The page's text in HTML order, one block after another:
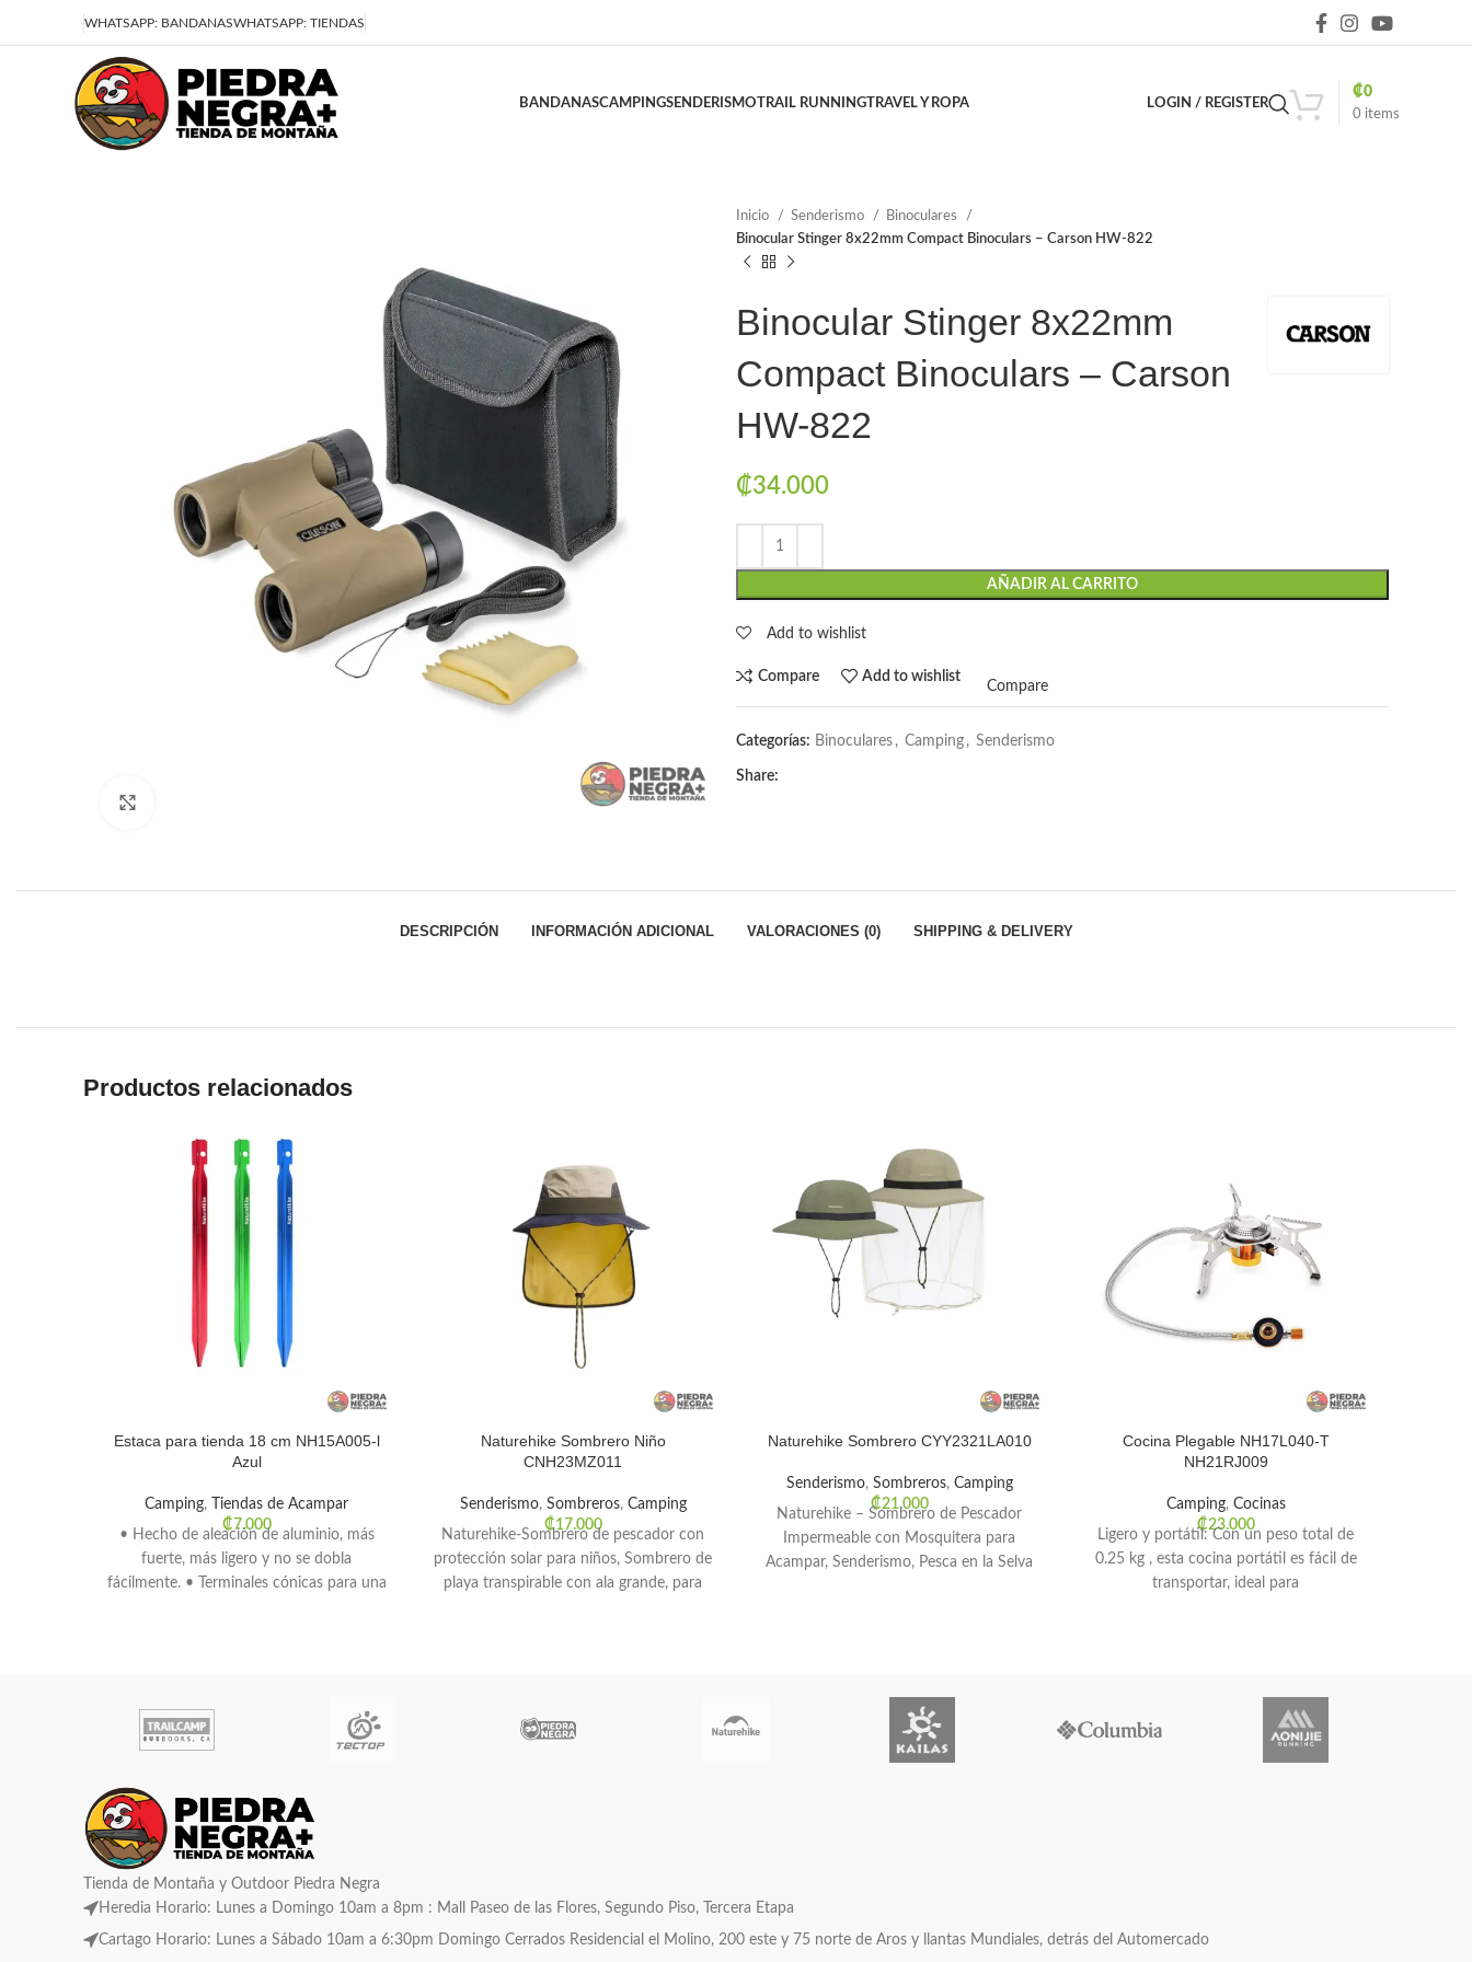
WHATSAPP: BANDANASWHATSAPP: TIENDAS
BANDANASCAMPINGSENDERISMOTRAIL RUNNINGTRAVEL Y ROPA LOGIN / REGISTER
0 items
₡0
Inicio Senderismo
Binoculares
Binocular Stinger 8x22mm Compact Binoculars – Carson HW-822
Binocular Stinger 8x22mm
Compact Binoculars – Carson
HW-822
₡34.000
AÑADIR AL CARRITO
Add to wishlist
Compare Add to wishlist
Compare
Categorías: Binoculares , Camping , Senderismo
Share:
DESCRIPCIÓN INFORMACIÓN ADICIONAL VALORACIONES (0) SHIPPING & DELIVERY
Productos relacionados
Estaca para tienda 18 cm NH15A005-l
Azul
Camping,
Tiendas de Acampar
₡7.000
• Hecho de aleación de aluminio, más
fuerte, más ligero y no se dobla
fácilmente. • Terminales cónicas para una
Naturehike Sombrero Niño
CNH23MZ011
Senderismo, Sombreros, Camping
₡17.000
Naturehike-Sombrero de pescador con
protección solar para niños, Sombrero de
playa transpirable con ala grande, para
Naturehike Sombrero CYY2321LA010
Senderismo, Sombreros, Camping
₡21.000
Naturehike – Sombrero de Pescador
Impermeable con Mosquitera para
Acampar, Senderismo, Pesca en la Selva
Cocina Plegable NH17L040-T
NH21RJ009
Camping, Cocinas
₡23.000
Ligero y portátil: Con un peso total de
0.25 kg , esta cocina portátil es fácil de
transportar, ideal para
Tienda de Montaña y Outdoor Piedra Negra
Heredia Horario: Lunes a Domingo 10am a 8pm : Mall Paseo de las Flores, Segundo Piso, Tercera Etapa
Cartago Horario: Lunes a Sábado 10am a 6:30pm Domingo Cerrados Residencial el Molino, 200 este y 75 norte de Aros y llantas Mundiales, detrás del Automercado
Deja que la montaña sea parte de tu vida